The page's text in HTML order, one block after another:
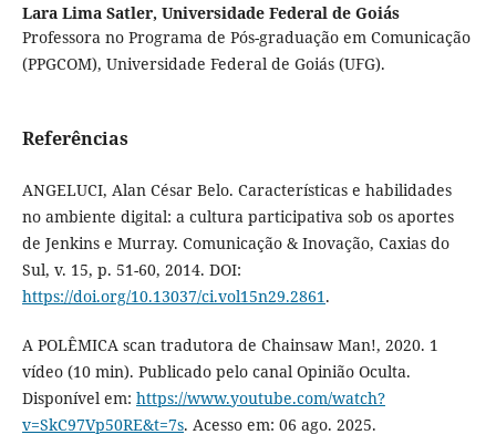
Lara Lima Satler, Universidade Federal de Goiás
Professora no Programa de Pós-graduação em Comunicação
(PPGCOM), Universidade Federal de Goiás (UFG).
Referências
ANGELUCI, Alan César Belo. Características e habilidades
no ambiente digital: a cultura participativa sob os aportes
de Jenkins e Murray. Comunicação & Inovação, Caxias do
Sul, v. 15, p. 51-60, 2014. DOI:
https://doi.org/10.13037/ci.vol15n29.2861 .
A POLÊMICA scan tradutora de Chainsaw Man!, 2020. 1
vídeo (10 min). Publicado pelo canal Opinião Oculta.
Disponível em: https://www.youtube.com/watch?
v=SkC97Vp50RE&t=7s. Acesso em: 06 ago. 2025.